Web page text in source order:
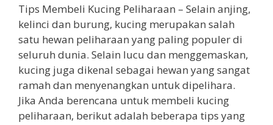
Tips Membeli Kucing Peliharaan – Selain anjing,
kelinci dan burung, kucing merupakan salah
satu hewan peliharaan yang paling populer di
seluruh dunia. Selain lucu dan menggemaskan,
kucing juga dikenal sebagai hewan yang sangat
ramah dan menyenangkan untuk dipelihara.
Jika Anda berencana untuk membeli kucing
peliharaan, berikut adalah beberapa tips yang